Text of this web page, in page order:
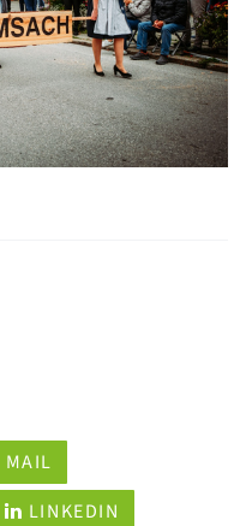
MAIL
LINKEDIN